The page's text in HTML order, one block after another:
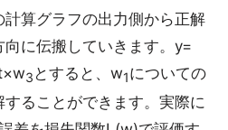
算グラフの出力側から正解
に伝搬していきます。y=
3 とすると、w1についての
ることができます。実際に